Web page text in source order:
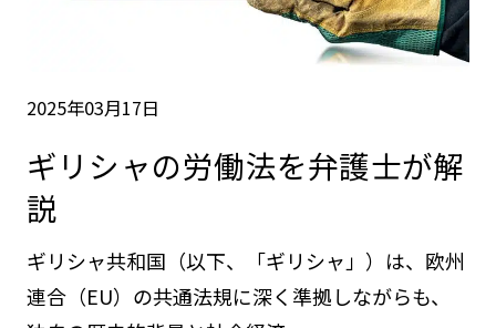
2025年03月17日
ギリシャの労働法を弁護士が解
説
ギリシャ共和国（以下、「ギリシャ」）は、欧州
連合（EU）の共通法規に深く準拠しながらも、